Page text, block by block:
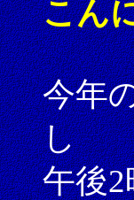
こん
今年
し
午後